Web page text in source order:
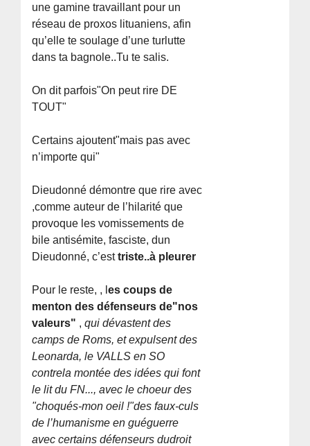
une gamine travaillant pour un
réseau de proxos lituaniens, afin
qu’elle te soulage d’une turlutte
dans ta bagnole..Tu te salis.
On dit parfois"On peut rire DE
TOUT"
Certains ajoutent"mais pas avec
n’importe qui"
Dieudonné démontre que rire avec
,comme auteur de l’hilarité que
provoque les vomissements de
bile antisémite, fasciste, dun
Dieudonné, c’esttriste..à pleurer
Pour le reste, , les coups de
menton des défenseurs de"nos
valeurs" ,qui dévastent des
camps de Roms, et expulsent des
Leonarda, le VALLS en SO
contrela montée des idées qui font
le lit du FN..., avec le choeur des
"choqués-mon oeil !"des faux-culs
de l’humanisme en guéguerre
avec certains défenseurs dudroit